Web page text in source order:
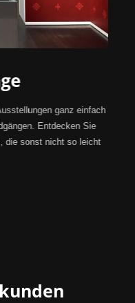
ganz einfach
Entdecken Sie
die sonst nicht so leicht